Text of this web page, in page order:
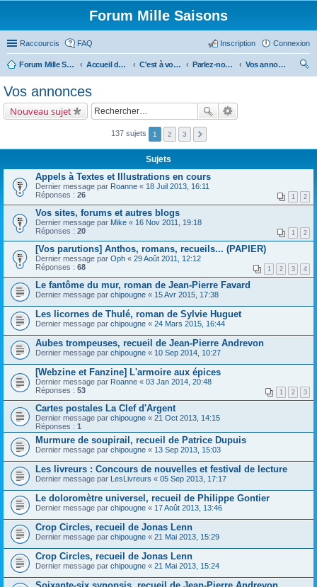
Forum Mille Saisons
Raccourcis FAQ Connexion
Inscription
Forum Mille Saisons Accueil du forum C'est à vous ! Parlez-nous de vous !
Vos annonces
Vos annonces
Nouveau sujet
137 sujets 1 2 3
Sujets
Appels à Textes et Illustrations en cours
Dernier message par Roanne « 18 Juil 2013, 16:11
Réponses : 26 1 2
Vos sites, forums et autres blogs
Dernier message par Mike « 16 Nov 2011, 19:18
Réponses : 20 1 2
[Vos parutions] Anthos, romans, recueils... (PAPIER)
Dernier message par Oph « 29 Août 2011, 12:12
Réponses : 68 1 2 3 4
Le fantôme du mur, roman de Jean-Pierre Favard
Dernier message par chipougne « 15 Avr 2015, 17:38
Les licornes de Thulé, roman de Sylvie Huguet
Dernier message par chipougne « 24 Mars 2015, 16:44
Aubes trompeuses, recueil de Jean-Pierre Andrevon
Dernier message par chipougne « 10 Sep 2014, 10:27
[Webzine et Fanzine] L'armoire aux épices
Dernier message par Roanne « 03 Jan 2014, 20:48
Réponses : 53 1 2 3
Cartes postales La Clef d'Argent
Dernier message par chipougne « 21 Oct 2013, 14:15
Réponses : 1
Murmure de soupirail, recueil de Patrice Dupuis
Dernier message par chipougne « 13 Sep 2013, 15:03
Les livreurs : Concours de nouvelles et festival de lecture
Dernier message par LesLivreurs « 05 Sep 2013, 17:17
Le doloromètre universel, recueil de Philippe Gontier
Dernier message par chipougne « 17 Août 2013, 13:46
Crop Circles, recueil de Jonas Lenn
Dernier message par chipougne « 21 Mai 2013, 15:29
Crop Circles, recueil de Jonas Lenn
Dernier message par chipougne « 21 Mai 2013, 15:24